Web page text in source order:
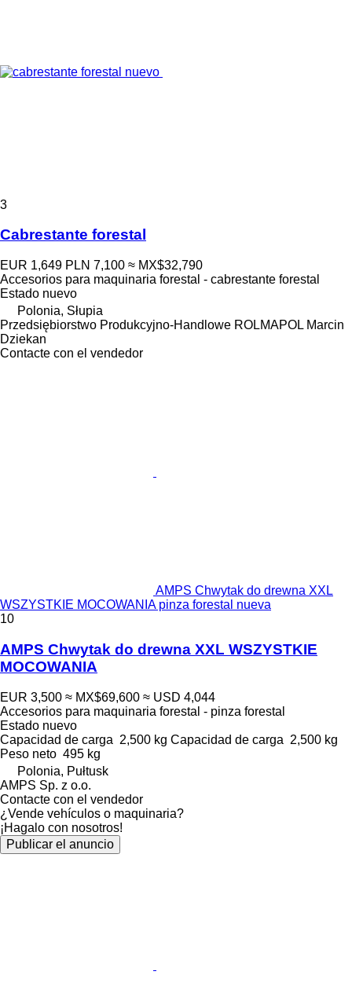
3
Cabrestante forestal
EUR 1,649 PLN 7,100 ≈ MX$32,790
Accesorios para maquinaria forestal - cabrestante forestal
Estado nuevo
Polonia, Słupia
Przedsiębiorstwo Produkcyjno-Handlowe ROLMAPOL Marcin
Dziekan
Contacte con el vendedor
AMPS Chwytak do drewna XXL
WSZYSTKIE MOCOWANIA pinza forestal nueva
10
AMPS Chwytak do drewna XXL WSZYSTKIE
MOCOWANIA
EUR 3,500 ≈ MX$69,600 ≈ USD 4,044
Accesorios para maquinaria forestal - pinza forestal
Estado nuevo
Capacidad de carga 2,500 kg Capacidad de carga 2,500 kg
Peso neto 495 kg
Polonia, Pułtusk
AMPS Sp. z o.o.
Contacte con el vendedor
¿Vende vehículos o maquinaria?
¡Hagalo con nosotros!
Publicar el anuncio